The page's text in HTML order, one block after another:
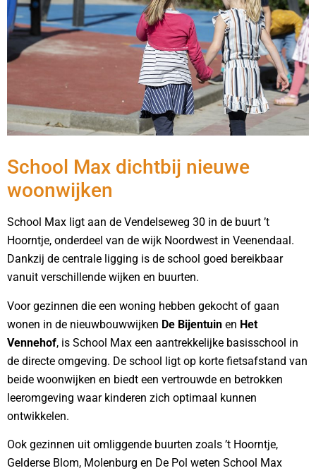
School Max dichtbij nieuwe
woonwijken
School Max ligt aan de Vendelseweg 30 in de buurt ’t
Hoorntje, onderdeel van de wijk Noordwest in Veenendaal.
Dankzij de centrale ligging is de school goed bereikbaar
vanuit verschillende wijken en buurten.
Voor gezinnen die een woning hebben gekocht of gaan
wonen in de nieuwbouwwijken De Bijentuin en Het
Vennehof, is School Max een aantrekkelijke basisschool in
de directe omgeving. De school ligt op korte fietsafstand van
beide woonwijken en biedt een vertrouwde en betrokken
leeromgeving waar kinderen zich optimaal kunnen
ontwikkelen.
Ook gezinnen uit omliggende buurten zoals ’t Hoorntje,
Gelderse Blom, Molenburg en De Pol weten School Max